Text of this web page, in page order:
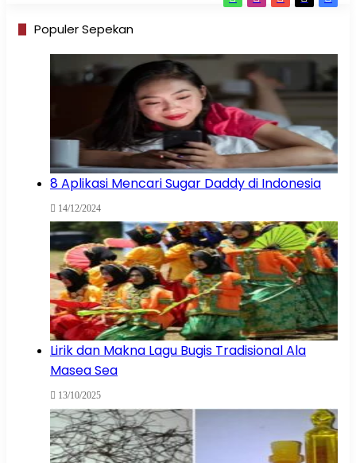
Populer Sepekan
8 Aplikasi Mencari Sugar Daddy di Indonesia
14/12/2024
Lirik dan Makna Lagu Bugis Tradisional Ala
Masea Sea
13/10/2025